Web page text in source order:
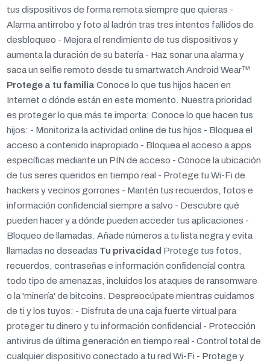
tus dispositivos de forma remota siempre que quieras -
Alarma antirrobo y foto al ladrón tras tres intentos fallidos de
desbloqueo - Mejora el rendimiento de tus dispositivos y
aumenta la duración de su batería - Haz sonar una alarma y
saca un selfie remoto desde tu smartwatch Android Wear™
Protege a tu familia Conoce lo que tus hijos hacen en
Internet o dónde están en este momento. Nuestra prioridad
es proteger lo que más te importa: Conoce lo que hacen tus
hijos: - Monitoriza la actividad online de tus hijos - Bloquea el
acceso a contenido inapropiado - Bloquea el acceso a apps
específicas mediante un PIN de acceso - Conoce la ubicación
de tus seres queridos en tiempo real - Protege tu Wi-Fi de
hackers y vecinos gorrones - Mantén tus recuerdos, fotos e
información confidencial siempre a salvo - Descubre qué
pueden hacer y a dónde pueden acceder tus aplicaciones -
Bloqueo de llamadas. Añade números a tu lista negra y evita
llamadas no deseadas Tu privacidad Protege tus fotos,
recuerdos, contraseñas e información confidencial contra
todo tipo de amenazas, incluidos los ataques de ransomware
o la 'minería' de bitcoins. Despreocúpate mientras cuidamos
de ti y los tuyos: - Disfruta de una caja fuerte virtual para
proteger tu dinero y tu información confidencial - Protección
antivirus de última generación en tiempo real - Control total de
cualquier dispositivo conectado a tu red Wi-Fi - Protege y